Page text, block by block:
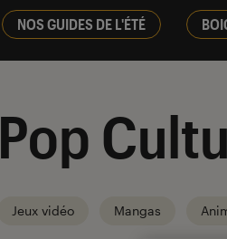
NOS GUIDES DE L'ÉTÉ
Pop
Jeux vidéo Mangas